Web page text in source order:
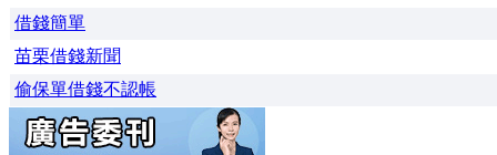
借錢簡單
苗栗借錢新聞
偷保單借錢不認帳